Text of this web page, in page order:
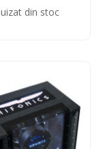
din stoc